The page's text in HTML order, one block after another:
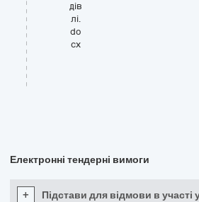
дів
лі.
do
cx
Електронні тендерні вимоги
+ Підстави для відмови в участі